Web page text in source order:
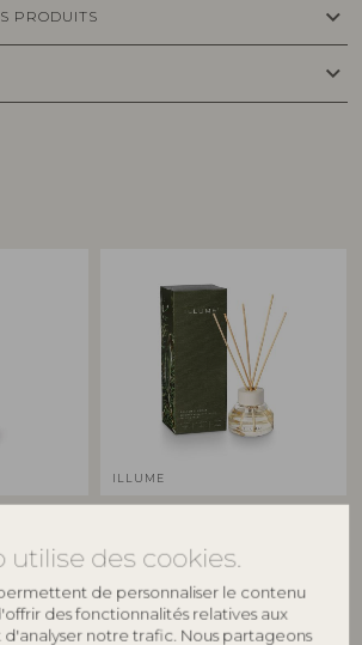
utilise des cookies.
de personnaliser le contenu
des fonctionnalités relatives aux
d'analyser notre trafic. Nous partageons
PRODUITS keyboard_arrow_down
keyboard_arrow_down
cm
ILLUME
Parfum, Verte,
4536307200
88,7 ML. - 9 Reeds - D8xH7 cm
Prix de vente indicatif